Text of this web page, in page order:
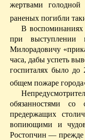
жертвами
раненых погибли
В
при
Милорадовичу
часа, дабы успеть
госпиталях было до
общем пожаре
обязанностями со
предержащих
вопиющими и
Ростопчин —